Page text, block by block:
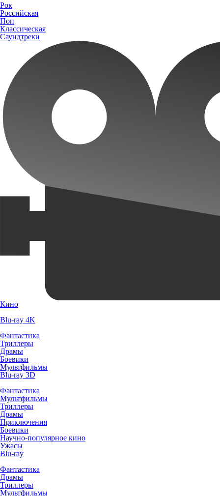
Рок
Российская
Поп
Классическая
Саундтреки
Кино
Blu-ray 4K
Фантастика
Триллеры
Драмы
Боевики
Мультфильмы
Blu-ray 3D
Фантастика
Мультфильмы
Триллеры
Драмы
Приключения
Боевики
Научно-популярное кино
Ужасы
Blu-ray
Фантастика
Драмы
Триллеры
Мультфильмы